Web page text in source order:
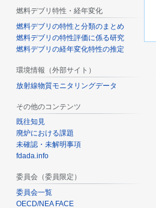
燃料デブリ特性・経年変化
燃料デブリの特性と分類のまとめ
燃料デブリの特性評価に係る研究
燃料デブリの経年変化特性の推定
環境情報（外部サイト）
放射線物質モニタリングデータ
その他のコンテンツ
既往知見
廃炉における課題
未確認・未解明事項
fdada.info
委員会（委員限定）
委員会一覧
OECD/NEA FACE